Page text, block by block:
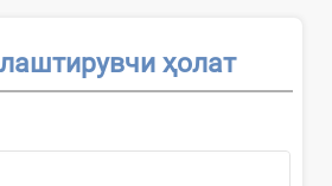
ҳолат